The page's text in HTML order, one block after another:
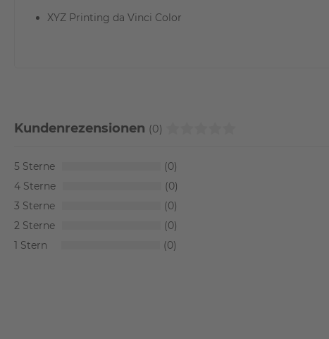
XYZ Printing da Vinci Color
Kundenrezensionen (0)
5
0
4
0
3
0
2
0
1
0